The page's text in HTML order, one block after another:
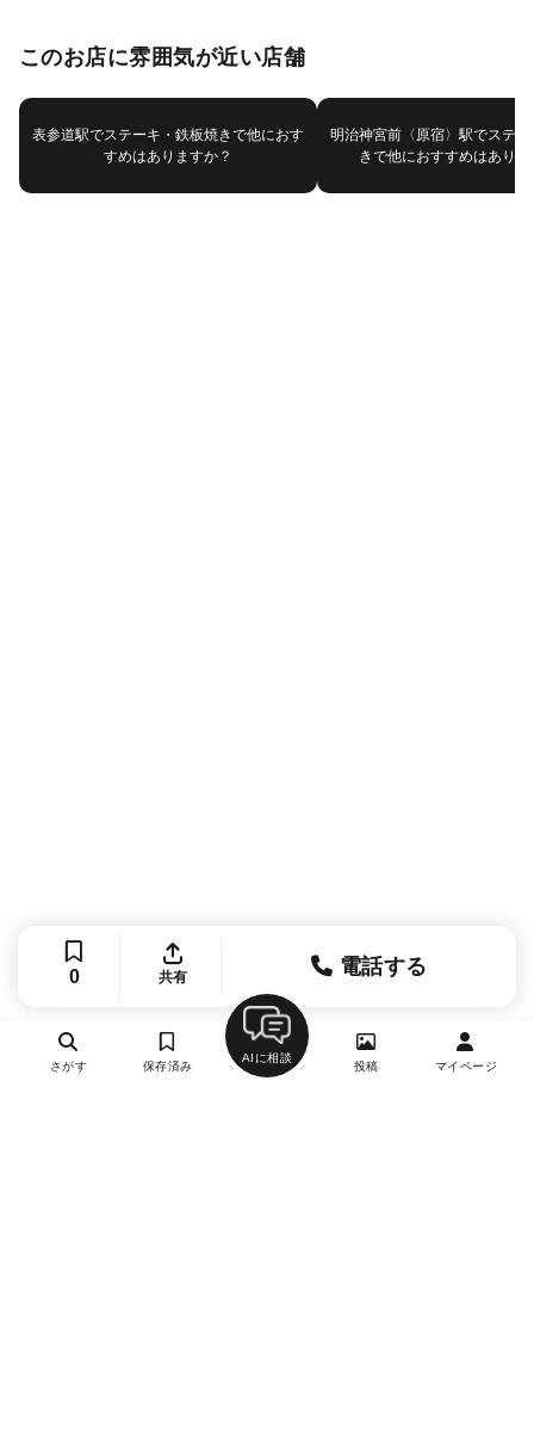
このお店に雰囲気が近い店舗
表参道駅でステーキ・鉄板焼きで他におす
すめはありますか？
明治神宮前〈原宿〉駅でステ
きで他におすすめはあり
0 共有 電話する
さがす 保存済み
AIに相談
投稿 マイページ